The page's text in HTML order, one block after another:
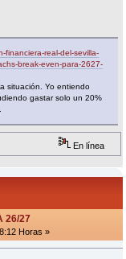
financiera-real-del-sevilla-
break-even-para-2627-
situación. Yo entiendo
gastar solo un 20%
En línea
26/27
Horas »